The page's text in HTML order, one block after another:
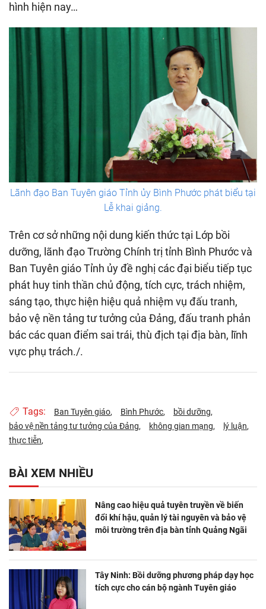
hình hiện nay…
Lãnh đạo Ban Tuyên giáo Tỉnh ủy Bình Phước phát biểu tại
Lễ khai giảng.
Trên cơ sở những nội dung kiến thức tại Lớp bồi
dưỡng, lãnh đạo Trường Chính trị tỉnh Bình Phước và
Ban Tuyên giáo Tỉnh ủy đề nghị các đại biểu tiếp tục
phát huy tinh thần chủ động, tích cực, trách nhiệm,
sáng tạo, thực hiện hiệu quả nhiệm vụ đấu tranh,
bảo vệ nền tảng tư tưởng của Đảng, đấu tranh phản
bác các quan điểm sai trái, thù địch tại địa bàn, lĩnh
vực phụ trách./.
Tags: Ban Tuyên giáo Bình Phước
bồi dưỡng
bảo vệ nền tảng tư tưởng của Đảng
không gian mạng
lý luận
thực tiễn
BÀI XEM NHIỀU
Nâng cao hiệu quả tuyên truyền về biến
đổi khí hậu, quản lý tài nguyên và bảo vệ
môi trường trên địa bàn tỉnh Quảng Ngãi
Tây Ninh: Bồi dưỡng phương pháp dạy học
tích cực cho cán bộ ngành Tuyên giáo